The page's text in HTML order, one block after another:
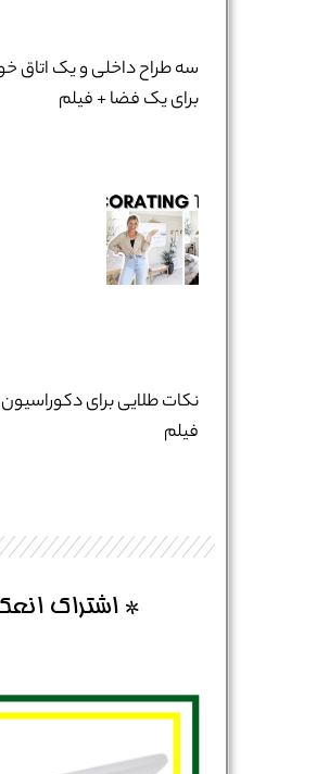
سه طراح داخلی و یک اتاق
برای یک فضا + فیلم
نکات طلایی برای
فیلم
* اشتراک